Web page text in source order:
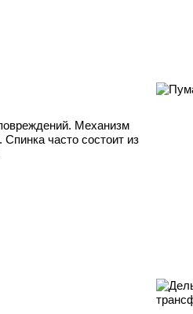
Механизм
часто состоит из